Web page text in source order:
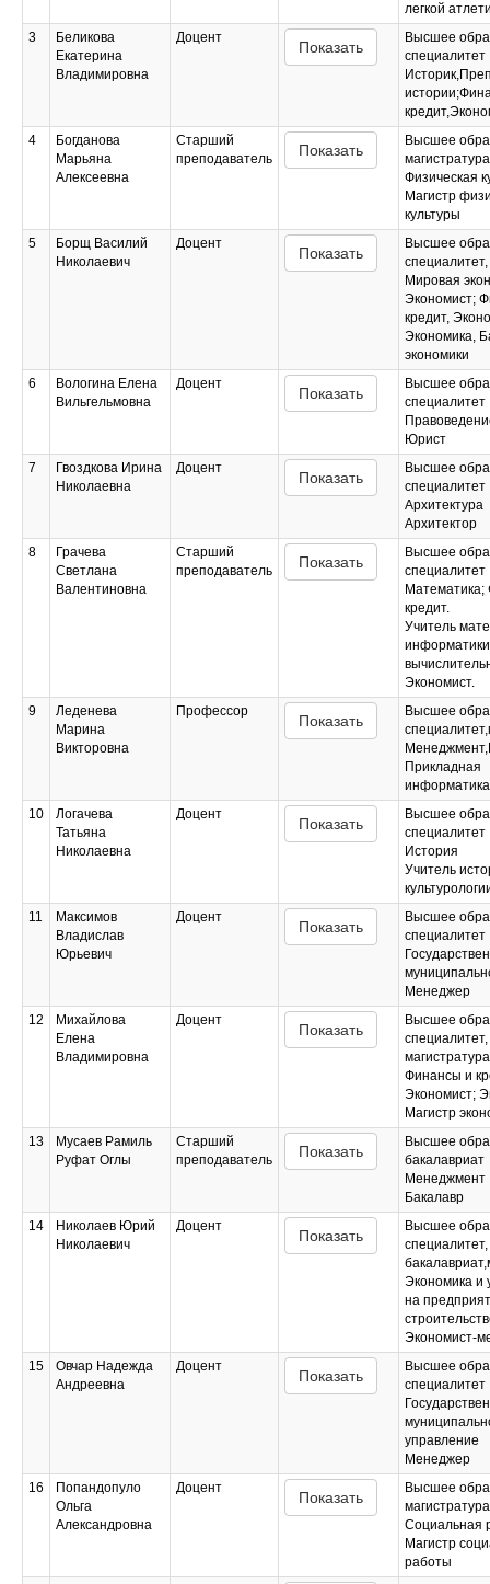
легкой
3
Беликова
Екатерина
Владимировна
Доцент
Показать
Высшее
специалитет
4
Богданова
Марьяна
Алексеевна
Старший
преподаватель
Показать
Высшее
магистратура
Физическая
Магистр
культуры
5
Борщ Василий
Николаевич
Доцент
Показать
Высшее
Мировая
Экономист;
кредит,
Экономика,
экономики
6
Вологина Елена
Вильгельмовна
Доцент
Показать
Высшее
специалитет
Юрист
7
Гвоздкова Ирина
Николаевна
Доцент
Показать
Высшее
специалитет
Архитектура
Архитектор
8
Грачева
Светлана
Валентиновна
Старший
преподаватель
Показать
Высшее
специалитет
кредит.
Учитель
Экономист.
9
Леденева
Марина
Викторовна
Профессор
Показать
Высшее
Прикладная
10
Логачева
Татьяна
Николаевна
Доцент
Показать
Высшее
специалитет
История
Учитель
11
Максимов
Владислав
Юрьевич
Доцент
Показать
Высшее
специалитет
Менеджер
12
Михайлова
Елена
Владимировна
Доцент
Показать
Высшее
специалитет,
магистратура
Финансы и
Экономист;
Магистр
13
Мусаев Рамиль
Руфат Оглы
Старший
преподаватель
Показать
Высшее
бакалавриат
Менеджмент
Бакалавр
14
Николаев Юрий
Николаевич
Доцент
Показать
Высшее
специалитет,
Экономика и
на
Экономист-
15
Овчар Надежда
Андреевна
Доцент
Показать
Высшее
специалитет
управление
Менеджер
16
Попандопуло
Ольга
Александровна
Доцент
Показать
Высшее
магистратура
Социальная
Магистр
работы